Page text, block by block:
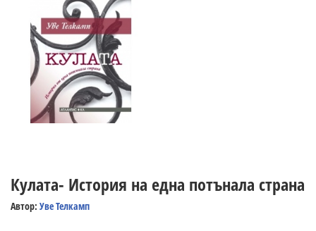
Кулата- История на една потънала страна
Автор: Уве Телкамп